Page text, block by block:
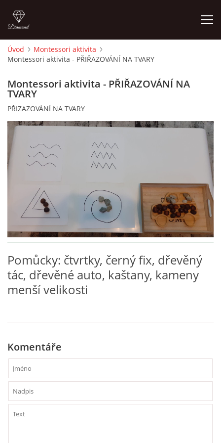
ÚVOD
O MĚ
FOTOALBUM
DĚJINY VÝTVARNÉHO UMĚNÍ
ROČNÍ PLÁN - INSPIRACE /DLE NOVÉHO RVP PV 2025
VZDĚLÁVACÍ BLOK ZÁŘÍ
VZDĚLÁVACÍ BLOK ŘÍJEN
VZDĚLÁVACÍ BLOK LEDEN
VZDĚLÁVACÍ BLOK ÚNOR
Úvod
Montessori aktivita
Montessori aktivita - PŘIŘAZOVÁNÍ NA TVARY
Montessori aktivita - PŘIŘAZOVÁNÍ NA
TVARY
PŘIZAZOVÁNÍ NA TVARY
Pomůcky: čtvrtky, černý fix, dřevěný
tác, dřevěné auto, kaštany, kameny
menší velikosti
Komentáře